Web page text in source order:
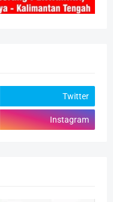
Twitter
Instagram